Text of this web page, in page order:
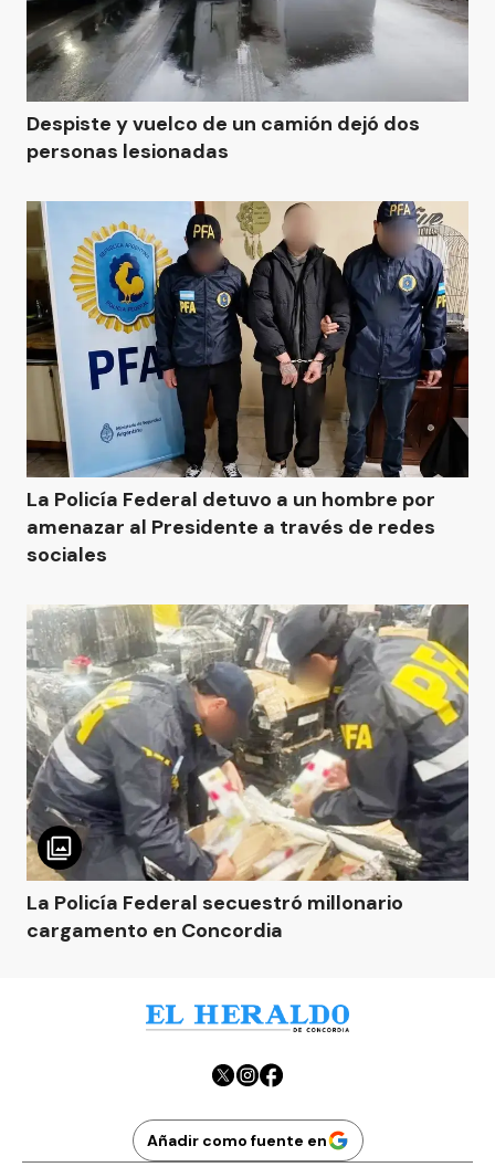
Despiste y vuelco de un camión dejó dos
personas lesionadas
La Policía Federal detuvo a un hombre por
amenazar al Presidente a través de redes
sociales
La Policía Federal secuestró millonario
cargamento en Concordia
Añadir como fuente en